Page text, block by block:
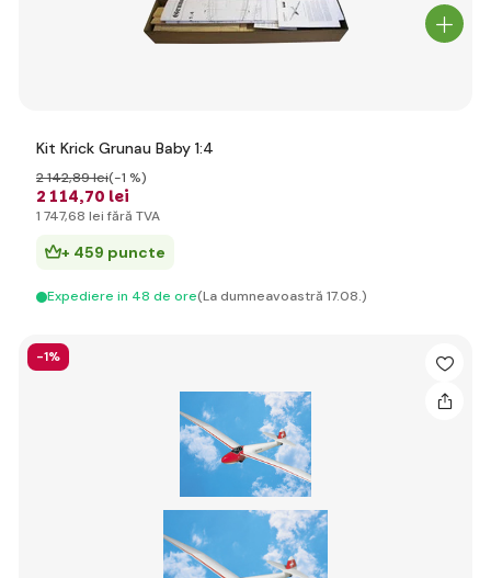
Kit Krick Grunau Baby 1:4
2 114,70 lei
2 142,89 lei(-1 %)
1 747,68 lei fără TVA
+ 459 puncte
Expediere in 48 de ore(La dumneavoastră 17.08.)
-1%